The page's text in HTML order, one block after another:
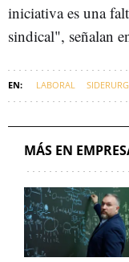
iniciativa es una
sindical", señalan
LABORAL
MÁS EN